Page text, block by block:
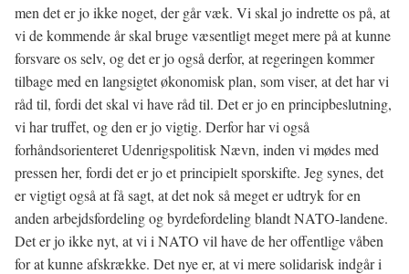
men det er jo ikke noget, der går væk. Vi skal jo indrette os på, at
vi de kommende år skal bruge væsentligt meget mere på at kunne
forsvare os selv, og det er jo også derfor, at regeringen kommer
tilbage med en langsigtet økonomisk plan, som viser, at det har vi
råd til, fordi det skal vi have råd til. Det er jo en principbeslutning,
vi har truffet, og den er jo vigtig. Derfor har vi også
forhåndsorienteret Udenrigspolitisk Nævn, inden vi mødes med
pressen her, fordi det er jo et principielt sporskifte. Jeg synes, det
er vigtigt også at få sagt, at det nok så meget er udtryk for en
anden arbejdsfordeling og byrdefordeling blandt NATO-landene.
Det er jo ikke nyt, at vi i NATO vil have de her offentlige våben
for at kunne afskrække. Det nye er, at vi mere solidarisk indgår i